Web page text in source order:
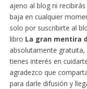
ajeno al blog ni
baja en cualquier
solo por suscribirte al
libro La gran mentira
absolutamente
tienes interés en
agradezco que
para darle difusión y